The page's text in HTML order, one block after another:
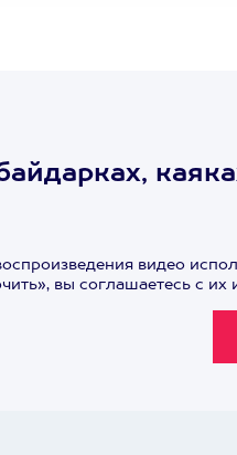
видео
вы соглашаетесь с их